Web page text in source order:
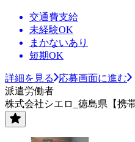
交通費支給
未経験OK
まかないあり
短期OK
詳細を見る
応募画面に進む
派遣労働者
株式会社シエロ_徳島県【携